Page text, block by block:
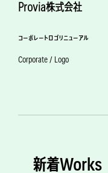
Provia株式会社
コーポレートロゴリニューアル
Corporate / Logo
新着Works